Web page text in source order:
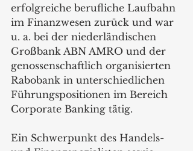
erfolgreiche berufliche Laufbahn
im Finanzwesen zurück und war
u. a. bei der niederländischen
Großbank ABN AMRO und der
genossenschaftlich organisierten
Rabobank in unterschiedlichen
Führungspositionen im Bereich
Corporate Banking tätig.
Ein Schwerpunkt des Handels-